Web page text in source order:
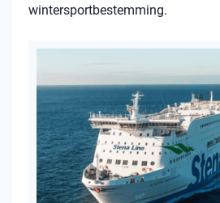
wintersportbestemming.